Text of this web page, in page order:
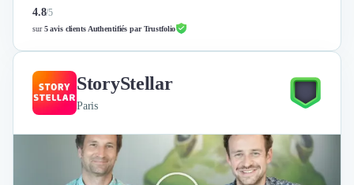
4.8/5
sur5 avis clients Authentifiés par Trustfolio
StoryStellar
Paris